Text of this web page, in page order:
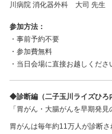
川病院 消化器外科 大司 先生
参加方法：
・事前予約不要
・参加費無料
・当日会場に直接お越しくださ
◆診断編（二子玉川ライズひろ
「胃がん・大腸がんを早期発
胃がんは毎年約11万人が診断